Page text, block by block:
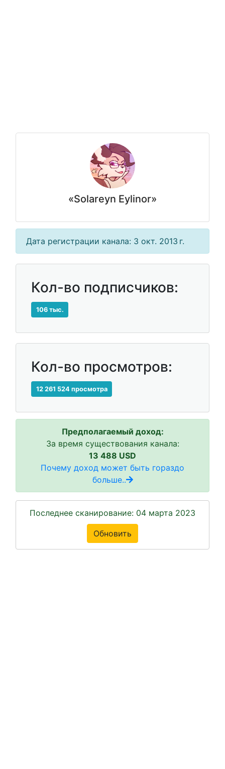
«Solareyn Eylinor»
Дата регистрации канала: 3 окт. 2013 г.
Кол-во подписчиков:
106 тыс.
Кол-во просмотров:
12 261 524 просмотра
Предполагаемый доход:
За время существования канала:
13 488 USD
Почему доход может быть гораздо
больше..
Последнее сканирование: 04 марта 2023
Обновить